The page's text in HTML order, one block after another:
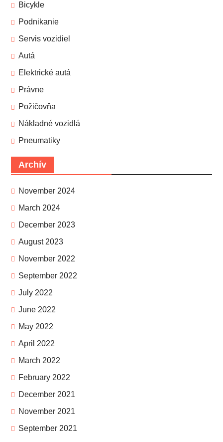
Bicykle
Podnikanie
Servis vozidiel
Autá
Elektrické autá
Právne
Požičovňa
Nákladné vozidlá
Pneumatiky
Archív
November 2024
March 2024
December 2023
August 2023
November 2022
September 2022
July 2022
June 2022
May 2022
April 2022
March 2022
February 2022
December 2021
November 2021
September 2021